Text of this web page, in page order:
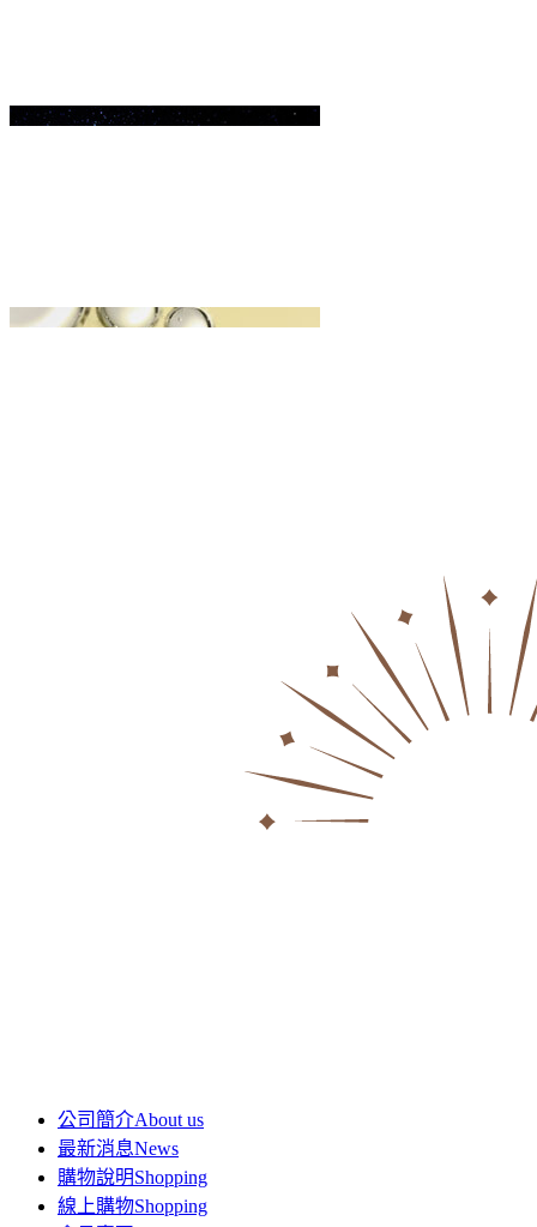
公司簡介About us
最新消息News
購物說明Shopping
線上購物Shopping